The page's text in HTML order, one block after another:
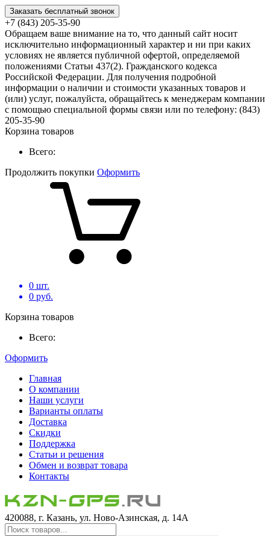
Заказать бесплатный звонок
+7 (843) 205-35-90
Обращаем ваше внимание на то, что данный сайт носит
исключительно информационный характер и ни при каких
условиях не является публичной офертой, определяемой
положениями Статьи 437(2). Гражданского кодекса
Российской Федерации. Для получения подробной
информации о наличии и стоимости указанных товаров и
(или) услуг, пожалуйста, обращайтесь к менеджерам компании
с помощью специальной формы связи или по телефону: (843)
205-35-90
Корзина товаров
Всего:
Продолжить покупки Оформить
0 шт.
0 руб.
Корзина товаров
Всего:
Оформить
Главная
О компании
Наши услуги
Варианты оплаты
Доставка
Скидки
Поддержка
Статьи и решения
Обмен и возврат товара
Контакты
420088, г. Казань, ул. Ново-Азинская, д. 14А